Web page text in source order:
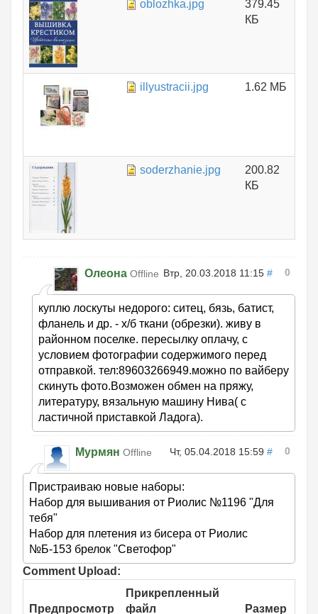
oblozhka.jpg
379.45
КБ
illyustracii.jpg 1.62 МБ
soderzhanie.jpg
200.82
КБ
Олеона Offline Втр, 20.03.2018 11:15 # 0
куплю лоскуты недорого: ситец, бязь, батист,
фланель и др. - х/б ткани (обрезки). живу в
районном поселке. пересылку оплачу, с
условием фотографии содержимого перед
отправкой. тел:89603266949.можно по вайберу
скинуть фото.Возможен обмен на пряжу,
литературу, вязальную машину Нива( с
ластичной приставкой Ладога).
Мурмян Offline Чт, 05.04.2018 15:59 # 0
Пристраиваю новые наборы:
Набор для вышивания от Риолис №1196 "Для
тебя"
Набор для плетения из бисера от Риолис
№Б-153 брелок "Светофор"
Comment Upload:
Предпросмотр
Прикрепленный
файл
Размер